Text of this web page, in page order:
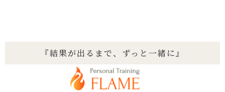
『結果が出るまで、ずっと一緒に』